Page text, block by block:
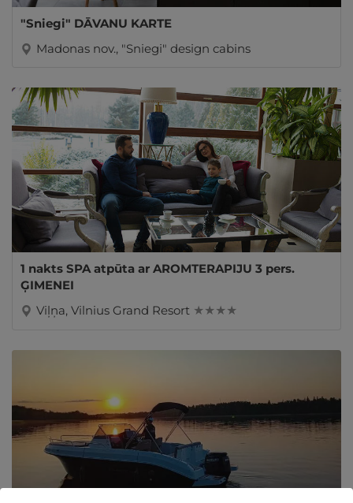
"Sniegi" DĀVANU KARTE
Madonas nov., "Sniegi" design cabins
1 nakts SPA atpūta ar AROMTERAPIJU 3 pers.
ĢIMENEI
Viļņa, Vilnius Grand Resort ★ ★ ★ ★